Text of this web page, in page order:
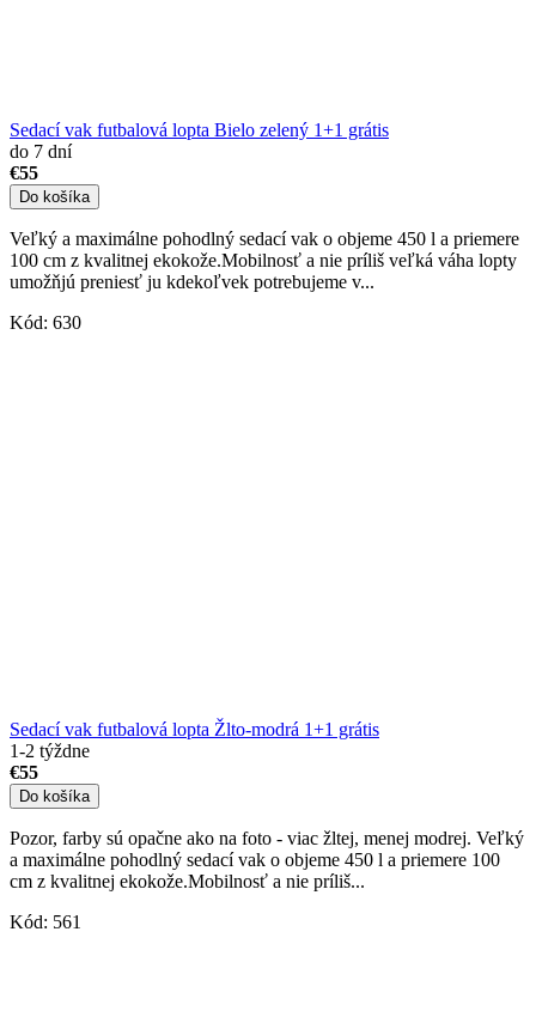
Sedací vak futbalová lopta Bielo zelený 1+1 grátis
do 7 dní
€55
Do košíka
Veľký a maximálne pohodlný sedací vak o objeme 450 l a priemere
100 cm z kvalitnej ekokože.Mobilnosť a nie príliš veľká váha lopty
umožňjú preniesť ju kdekoľvek potrebujeme v...
Kód: 630
Sedací vak futbalová lopta Žlto-modrá 1+1 grátis
1-2 týždne
€55
Do košíka
Pozor, farby sú opačne ako na foto - viac žltej, menej modrej. Veľký
a maximálne pohodlný sedací vak o objeme 450 l a priemere 100
cm z kvalitnej ekokože.Mobilnosť a nie príliš...
Kód: 561